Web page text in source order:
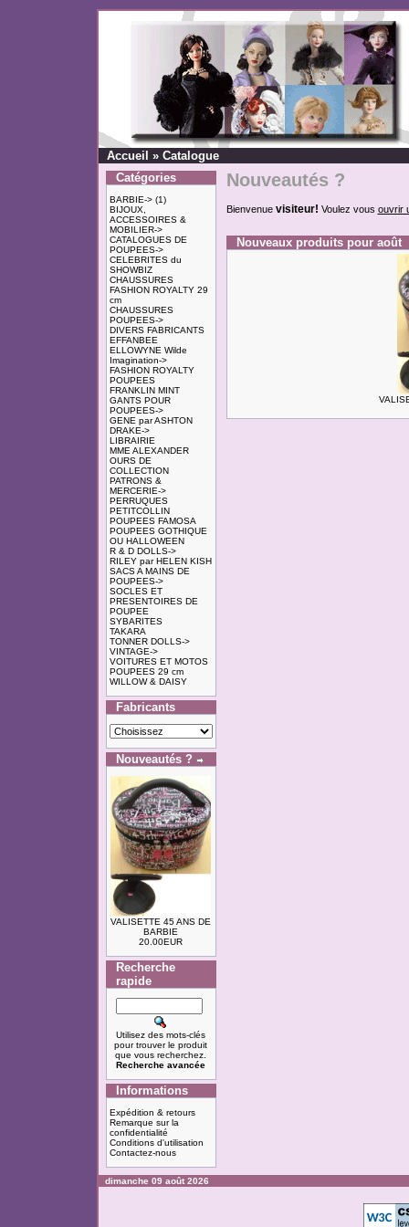
Accueil » Catalogue
Catégories
BARBIE->(1)
BIJOUX,
ACCESSOIRES &
MOBILIER->
CATALOGUES DE
POUPEES->
CELEBRITES du
SHOWBIZ
CHAUSSURES
FASHION ROYALTY 29
cm
CHAUSSURES
POUPEES->
DIVERS FABRICANTS
EFFANBEE
ELLOWYNE Wilde
Imagination->
FASHION ROYALTY
POUPEES
FRANKLIN MINT
GANTS POUR
POUPEES->
GENE par ASHTON
DRAKE->
LIBRAIRIE
MME ALEXANDER
OURS DE
COLLECTION
PATRONS &
MERCERIE->
PERRUQUES
PETITCOLLIN
POUPEES FAMOSA
POUPEES GOTHIQUE
OU HALLOWEEN
R & D DOLLS->
RILEY par HELEN KISH
SACS A MAINS DE
POUPEES->
SOCLES ET
PRESENTOIRES DE
POUPEE
SYBARITES
TAKARA
TONNER DOLLS->
VINTAGE->
VOITURES ET MOTOS
POUPEES 29 cm
WILLOW & DAISY
Fabricants
Nouveautés ?
VALISETTE 45 ANS DE
BARBIE
20.00EUR
Recherche
rapide
Utilisez des mots-clés
pour trouver le produit
que vous recherchez.
Recherche avancée
Informations
Expédition & retours
Remarque sur la
confidentialité
Conditions d'utilisation
Contactez-nous
Nouveautés ?
Bienvenue visiteur! Voulez vous ouvrir
Nouveaux produits pour août
dimanche 09 août 2026